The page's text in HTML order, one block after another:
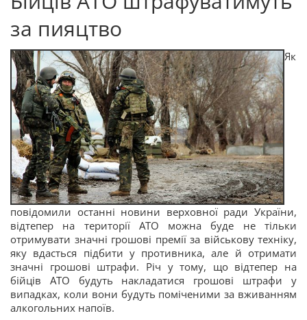
за пияцтво
Як
повідомили останні новини верховної ради України,
відтепер на території АТО можна буде не тільки
отримувати значні грошові премії за військову техніку,
яку вдасться підбити у противника, але й отримати
значні грошові штрафи. Річ у тому, що відтепер на
бійців АТО будуть накладатися грошові штрафи у
випадках, коли вони будуть поміченими за вживанням
алкогольних напоїв.